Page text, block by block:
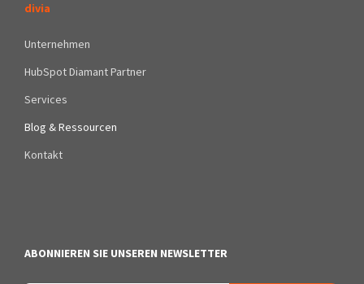
divia
Unternehmen
HubSpot Diamant Partner
Services
Blog & Ressourcen
Kontakt
ABONNIEREN SIE UNSEREN NEWSLETTER